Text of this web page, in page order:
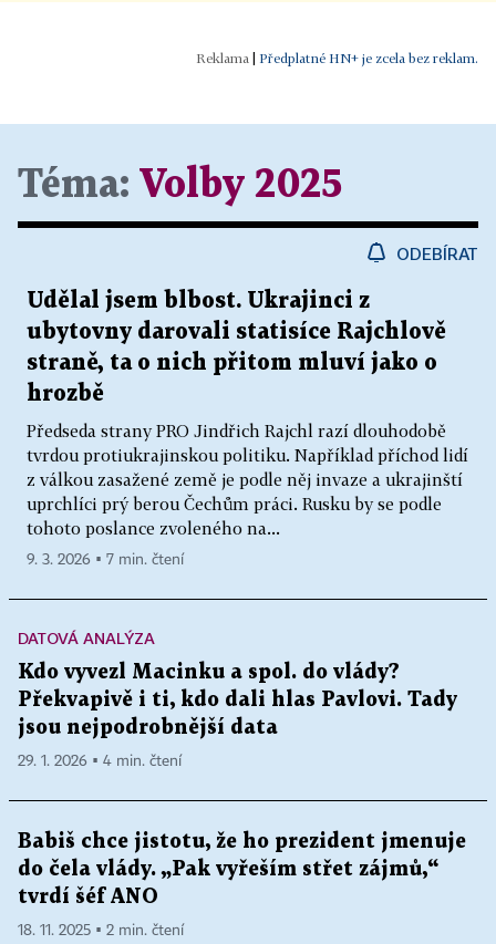
Předplatné HN+ je zcela bez reklam.
Téma: Volby 2025
ODEBÍRAT
Udělal jsem blbost. Ukrajinci z
ubytovny darovali statisíce Rajchlově
straně, ta o nich přitom mluví jako o
hrozbě
Předseda strany PRO Jindřich Rajchl razí dlouhodobě
tvrdou protiukrajinskou politiku. Například příchod lidí
z válkou zasažené země je podle něj invaze a ukrajinští
uprchlíci prý berou Čechům práci. Rusku by se podle
tohoto poslance zvoleného na...
9. 3. 2026 ▪ 7 min. čtení
DATOVÁ ANALÝZA
Kdo vyvezl Macinku a spol. do vlády?
Překvapivě i ti, kdo dali hlas Pavlovi. Tady
jsou nejpodrobnější data
29. 1. 2026 ▪ 4 min. čtení
Babiš chce jistotu, že ho prezident jmenuje
do čela vlády. „Pak vyřeším střet zájmů,“
tvrdí šéf ANO
18. 11. 2025 ▪ 2 min. čtení